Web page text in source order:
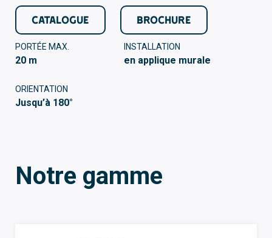
CATALOGUE BROCHURE
PORTÉE MAX.
20 m
INSTALLATION
en applique murale
ORIENTATION
Jusqu’à 180°
Notre gamme